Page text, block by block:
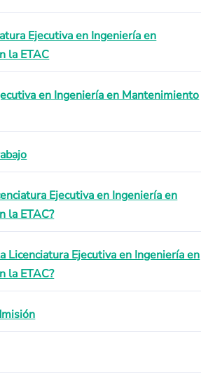
Ejecutiva en Ingeniería en
la ETAC
en Ingeniería en Mantenimiento
Ejecutiva en Ingeniería en
la ETAC?
Licenciatura Ejecutiva en Ingeniería en
la ETAC?